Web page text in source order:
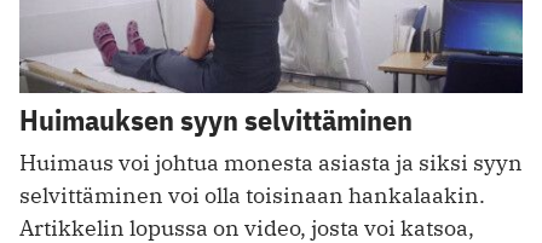
Huimauksen syyn selvittäminen
Huimaus voi johtua monesta asiasta ja siksi syyn
selvittäminen voi olla toisinaan hankalaakin.
Artikkelin lopussa on video, josta voi katsoa,